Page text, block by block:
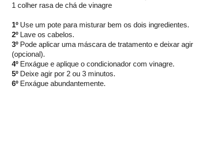
1 colher rasa de chá de vinagre
1ºUse um pote para misturar bem os dois ingredientes.
2ºLave os cabelos.
3º Pode aplicar uma máscara de tratamento e deixar agir
(opcional).
4ºEnxágue e aplique o condicionador com vinagre.
5ºDeixe agir por 2 ou 3 minutos.
6ºEnxágue abundantemente.